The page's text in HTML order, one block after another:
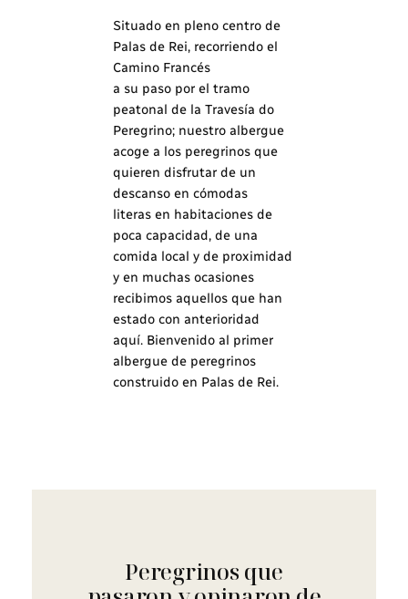
Situado en pleno centro de
Palas de Rei, recorriendo el
Camino Francés
a su paso por el tramo
peatonal de la Travesía do
Peregrino; nuestro albergue
acoge a los peregrinos que
quieren disfrutar de un
descanso en cómodas
literas en habitaciones de
poca capacidad, de una
comida local y de proximidad
y en muchas ocasiones
recibimos aquellos que han
estado con anterioridad
aquí. Bienvenido al primer
albergue de peregrinos
construido en Palas de Rei.
Peregrinos que